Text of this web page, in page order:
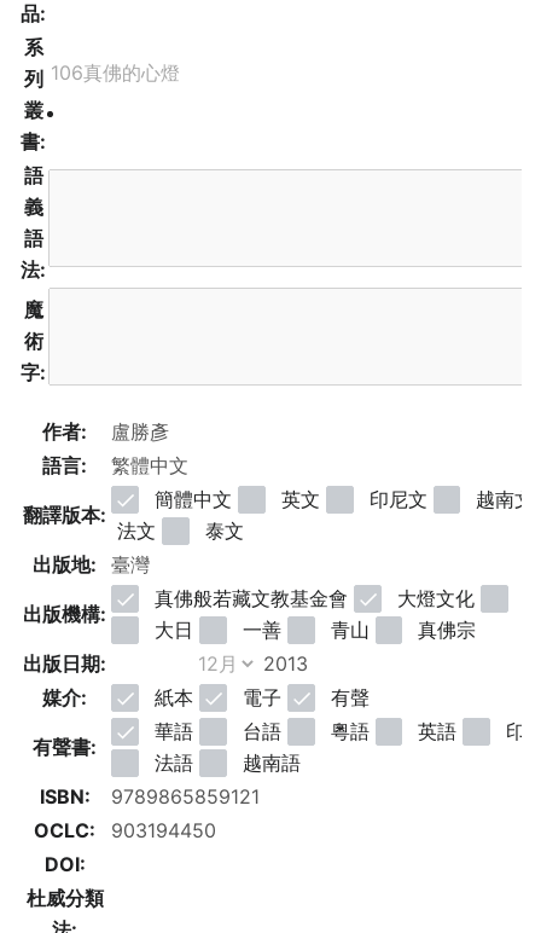
品:
系
列
叢
書:
語
義
語
法:
魔
術
字:
作者:
語言:
翻譯版本:
簡體中文 英文 印尼文
越南文
法文
泰文
出版地:
出版機構:
真佛般若藏文教基金會 大燈文化
大日
一善 青山
真佛宗
出版日期:
媒介:
紙本 電子 有聲
有聲書:
華語 台語 粵語 英語
印
法語
越南語
ISBN:
OCLC:
DOI:
杜威分類